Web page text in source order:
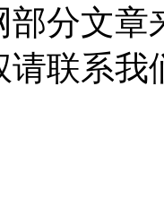
部分文
请联系我